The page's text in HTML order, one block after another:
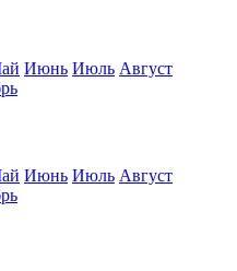
Июнь Июль Август
Июнь Июль Август